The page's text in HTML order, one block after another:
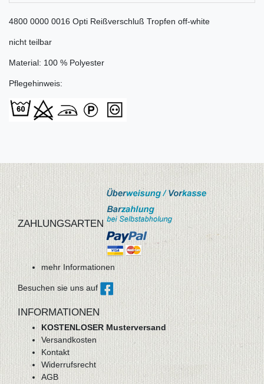
4800 0000 0016 Opti Reißverschluß Tropfen off-white
nicht teilbar
Material: 100 % Polyester
Pflegehinweis:
ZAHLUNGSARTEN
mehr Informationen
Besuchen sie uns auf
INFORMATIONEN
KOSTENLOSER Musterversand
Versandkosten
Kontakt
Widerrufsrecht
AGB